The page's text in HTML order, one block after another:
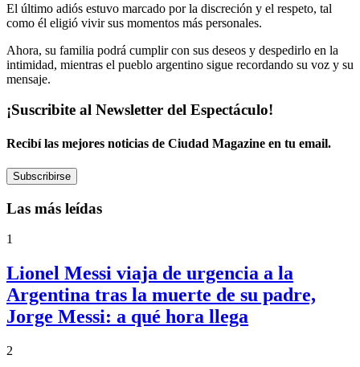
El último adiós estuvo marcado por la discreción y el respeto, tal
como él eligió vivir sus momentos más personales.
Ahora, su familia podrá cumplir con sus deseos y despedirlo en la
intimidad, mientras el pueblo argentino sigue recordando su voz y su
mensaje.
¡Suscribite al Newsletter del Espectáculo!
Recibí las mejores noticias de Ciudad Magazine en tu email.
Subscribirse
Las más leídas
1
Lionel Messi viaja de urgencia a la
Argentina tras la muerte de su padre,
Jorge Messi: a qué hora llega
2